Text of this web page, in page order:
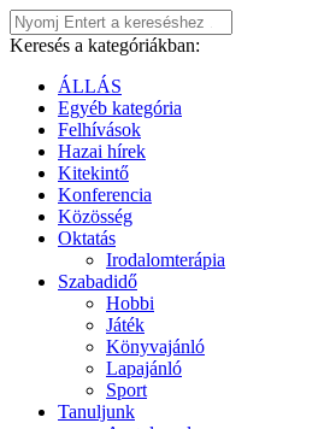
Keresés a kategóriákban:
ÁLLÁS
Egyéb kategória
Felhívások
Hazai hírek
Kitekintő
Konferencia
Közösség
Oktatás
Irodalomterápia
Szabadidő
Hobbi
Játék
Könyvajánló
Lapajánló
Sport
Tanuljunk